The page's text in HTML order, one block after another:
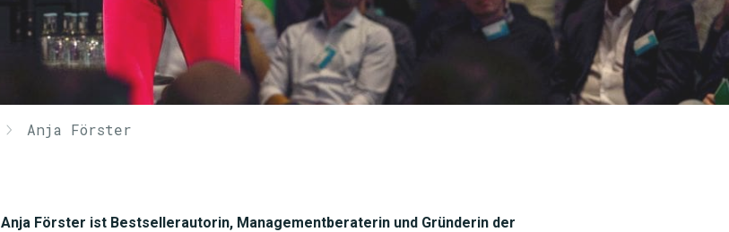
Anja Förster
Anja Förster ist Bestsellerautorin, Managementberaterin und Gründerin der